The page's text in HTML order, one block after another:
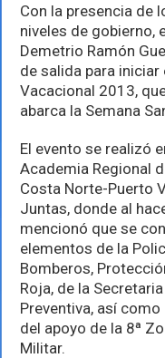
Con la presencia de
niveles de gobierno,
Demetrio Ramón
de salida para
Vacacional 2013,
abarca la Semana
El evento se realizó
Academia Regional
Costa Norte-Puerto
Juntas, donde al
mencionó que se
elementos de la
Bomberos,
Roja, de la
Preventiva, así
del apoyo de la 8ª
Militar.